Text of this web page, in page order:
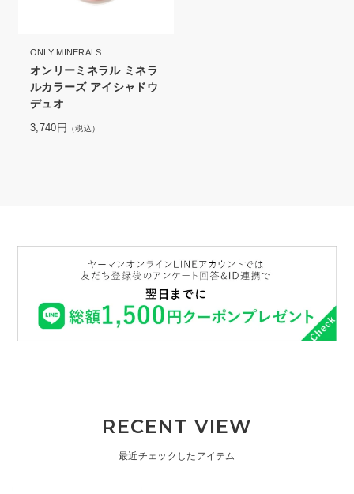
ONLY MINERALS
オンリーミネラル ミネラ
ルカラーズ アイシャドウ
デュオ
3,740円 （税込）
RECENT VIEW
最近チェックしたアイテム